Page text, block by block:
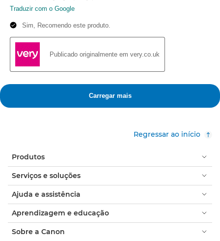
Regressar ao início
Produtos
Serviços e soluções
Ajuda e assistência
Aprendizagem e educação
Sobre a Canon